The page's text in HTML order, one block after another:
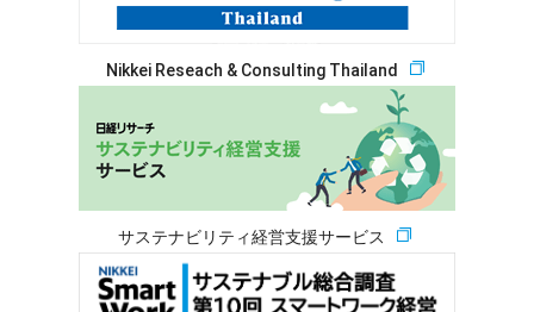
Nikkei Reseach & Consulting Thailand
サステナビリティ経営支援サービス